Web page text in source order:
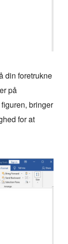
din foretrukne
på
bringer
for at